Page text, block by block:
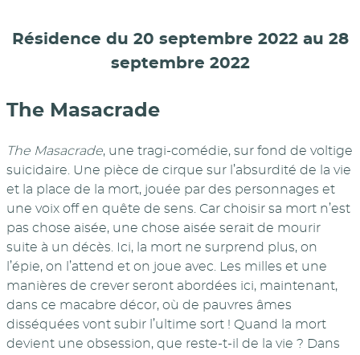
Résidence du 20 septembre 2022 au 28
septembre 2022
The Masacrade
The Masacrade, une tragi-comédie, sur fond de voltige
suicidaire. Une pièce de cirque sur l’absurdité de la vie
et la place de la mort, jouée par des personnages et
une voix off en quête de sens. Car choisir sa mort n’est
pas chose aisée, une chose aisée serait de mourir
suite à un décès. Ici, la mort ne surprend plus, on
l’épie, on l’attend et on joue avec. Les milles et une
manières de crever seront abordées ici, maintenant,
dans ce macabre décor, où de pauvres âmes
disséquées vont subir l’ultime sort ! Quand la mort
devient une obsession, que reste-t-il de la vie ? Dans